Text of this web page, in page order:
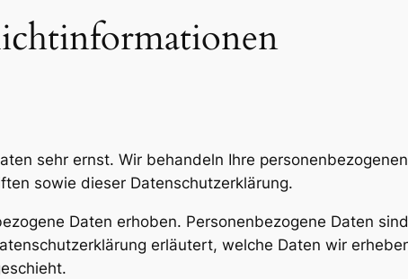
sehr ernst. Wir behandeln Ihre
sowie dieser Datenschutzerklärung.
Daten erhoben. Personenbezogene Daten
erläutert, welche Daten wir